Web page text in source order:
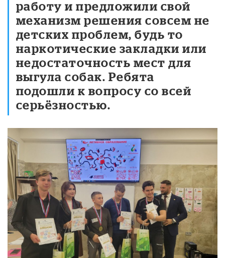
работу и предложили свой
механизм решения совсем не
детских проблем, будь то
наркотические закладки или
недостаточность мест для
выгула собак. Ребята
подошли к вопросу со всей
серьёзностью.